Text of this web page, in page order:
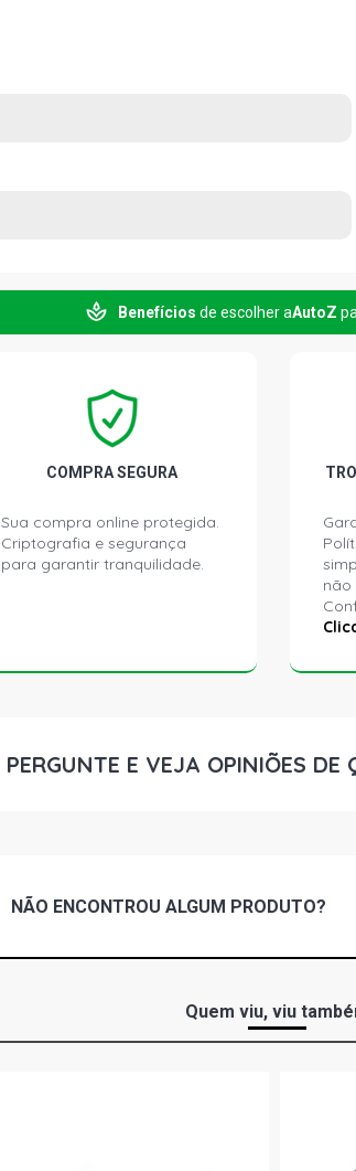
Benefícios de escolher aAutoZ
COMPRA SEGURA
Sua compra online protegida.
Criptografia e segurança
para garantir tranquilidade.
não
PERGUNTE E VEJA OPINIÕES DE
NÃO ENCONTROU ALGUM PRODUTO?
Quem viu, viu